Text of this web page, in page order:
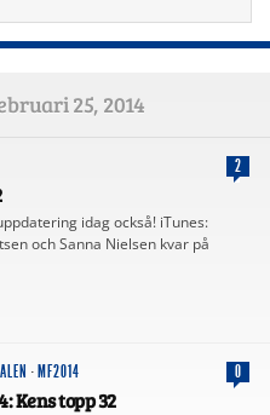
25, 2014
2
idag också! iTunes:
och Sanna Nielsen kvar på
· MF2014 0
Kens topp 32